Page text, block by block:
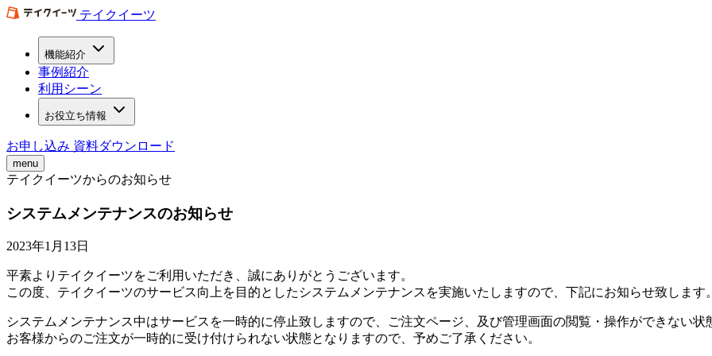
テイクイーツ
機能紹介
事例紹介
利用シーン
お役立ち情報
お申し込み 資料ダウンロード
menu
テイクイーツからのお知らせ
システムメンテナンスのお知らせ
2023年1月13日
平素よりテイクイーツをご利用いただき、誠にありがとうございます。
この度、テイクイーツのサービス向上を目的としたシステムメンテナンスを実施いたしますので、下記にお知らせ致します。
システムメンテナンス中はサービスを一時的に停止致しますので、ご注文ページ、及び管理画面の閲覧・操作ができない状
お客様からのご注文が一時的に受け付けられない状態となりますので、予めご了承ください。